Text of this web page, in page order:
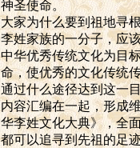
神圣使命。
大家为什么要到祖地寻
李姓家族的一分子，应
中华优秀传统文化为目
命，使优秀的文化传统
通过什么途径达到这一
内容汇编在一起，形成
华李姓文化大典》，全
都可以追寻到先祖的足